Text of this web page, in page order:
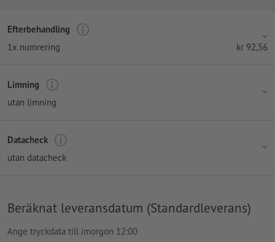
Efterbehandling
1x numrering
kr 92,56
Limning
utan limning
Datacheck
utan datacheck
Beräknat leveransdatum (Standardleverans)
Ange tryckdata till imorgon 12:00